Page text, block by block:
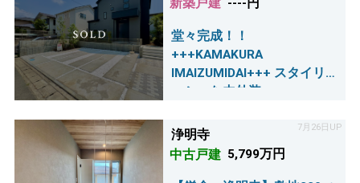
新築戸建 ----円
堂々完成！！
+++KAMAKURA
IMAIZUMIDAI+++ スタイリ
ッシュな内外装♪
7月26日UP
浄明寺
中古戸建 5,799万円